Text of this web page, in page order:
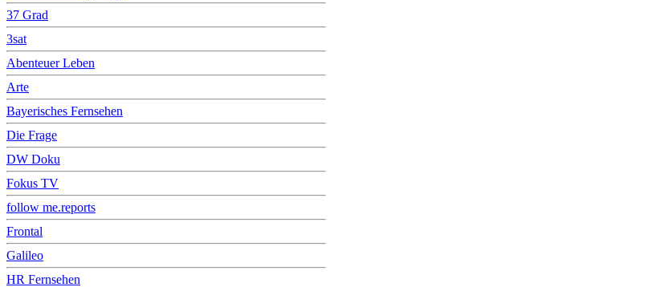
37 Grad
3sat
Abenteuer Leben
Arte
Bayerisches Fernsehen
Die Frage
DW Doku
Fokus TV
follow me.reports
Frontal
Galileo
HR Fernsehen